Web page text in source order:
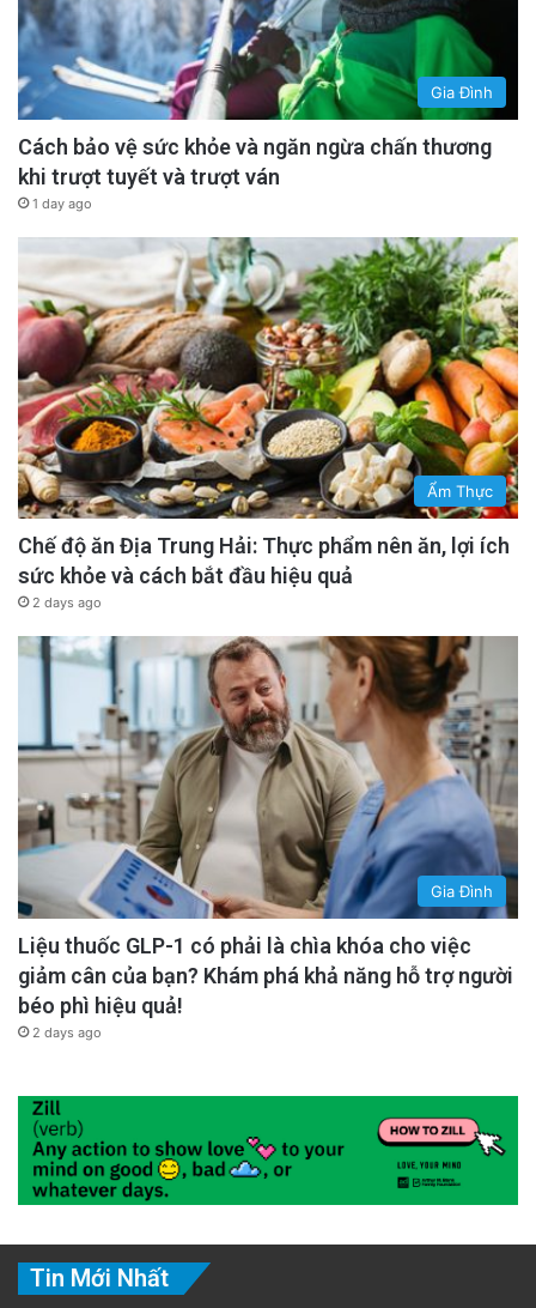
Gia Đình
Cách bảo vệ sức khỏe và ngăn ngừa chấn thương
khi trượt tuyết và trượt ván
1 day ago
Ẩm Thực
Chế độ ăn Địa Trung Hải: Thực phẩm nên ăn, lợi ích
sức khỏe và cách bắt đầu hiệu quả
2 days ago
Gia Đình
Liệu thuốc GLP-1 có phải là chìa khóa cho việc
giảm cân của bạn? Khám phá khả năng hỗ trợ người
béo phì hiệu quả!
2 days ago
Tin Mới Nhất